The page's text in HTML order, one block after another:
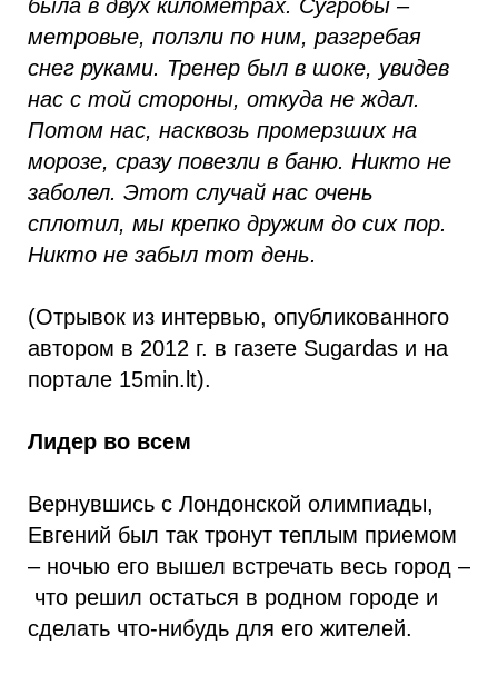
была в двух километрах. Сугробы –
метровые, ползли по ним, разгребая
снег руками. Тренер был в шоке, увидев
нас с той стороны, откуда не ждал.
Потом нас, насквозь промерзших на
морозе, сразу повезли в баню. Никто не
заболел. Этот случай нас очень
сплотил, мы крепко дружим до сих пор.
Никто не забыл тот день.
(Отрывок из интервью, опубликованного
автором в 2012 г. в газете Sugardas и на
портале 15min.lt).
Лидер во всем
Вернувшись с Лондонской олимпиады,
Евгений был так тронут теплым приемом
– ночью его вышел встречать весь город –
что решил остаться в родном городе и
сделать что-нибудь для его жителей.